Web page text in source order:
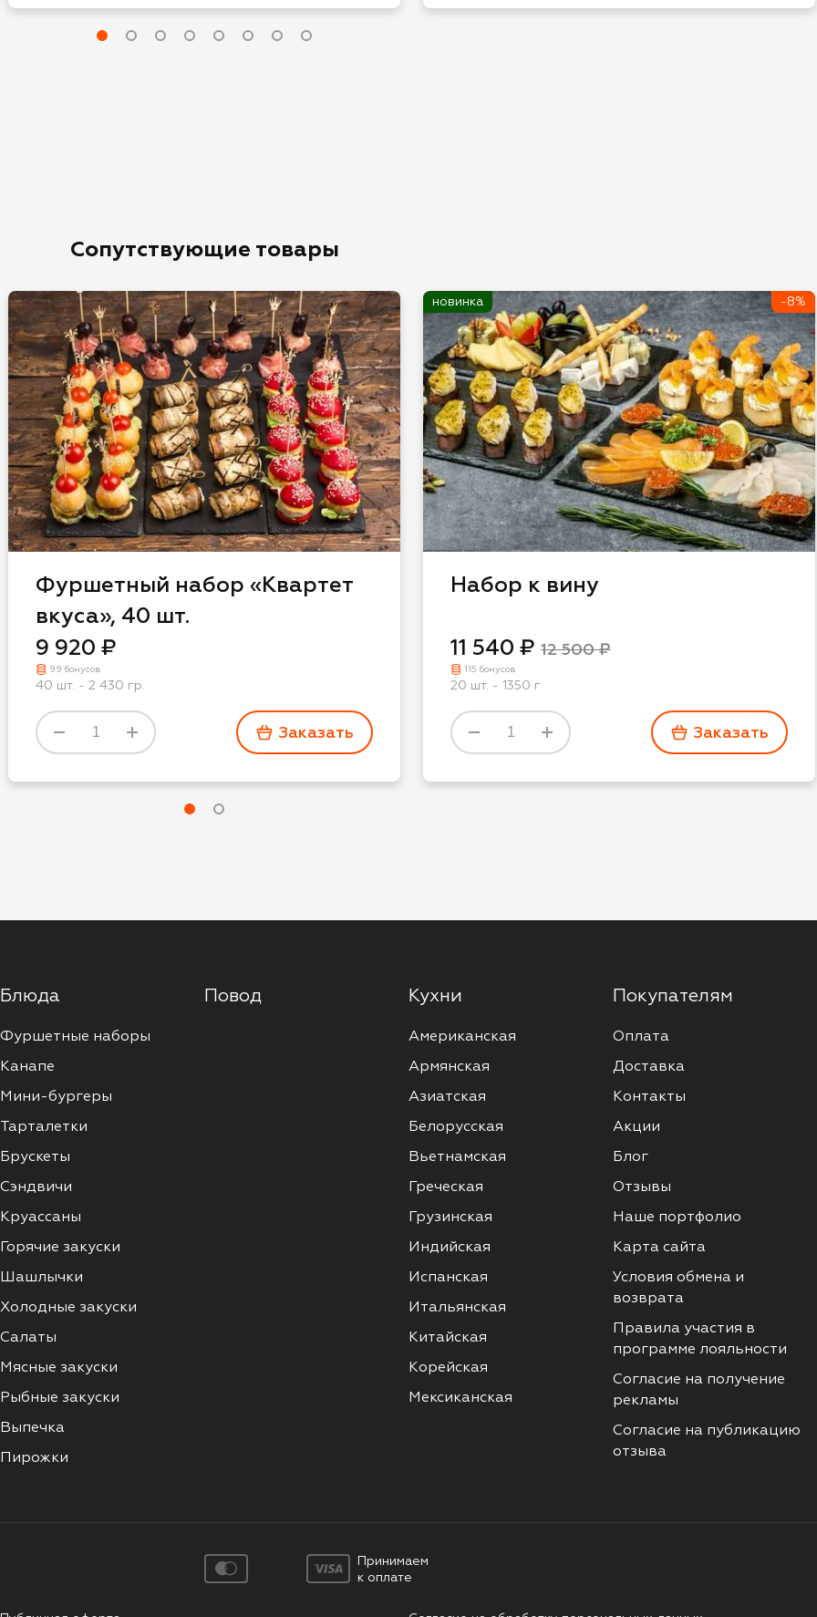
Сопутствующие товары
Фуршетный набор «Квартет
вкуса», 40 шт.
9 920 ₽
99 бонусов
40 шт. - 2 430 гр.
Заказать
новинка -8%
Набор к вину
11 540 ₽ 12 500 ₽
115 бонусов
20 шт. - 1350 г
Заказать
Блюда
Фуршетные наборы
Канапе
Мини-бургеры
Тарталетки
Брускеты
Сэндвичи
Круассаны
Горячие закуски
Шашлычки
Холодные закуски
Салаты
Мясные закуски
Рыбные закуски
Выпечка
Пирожки
Повод Кухни
Американская
Армянская
Азиатская
Белорусская
Вьетнамская
Греческая
Грузинская
Индийская
Испанская
Итальянская
Китайская
Корейская
Мексиканская
Покупателям
Оплата
Доставка
Контакты
Акции
Блог
Отзывы
Наше портфолио
Карта сайта
Условия обмена и
возврата
Правила участия в
программе лояльности
Согласие на получение
рекламы
Согласие на публикацию
отзыва
Принимаем
к оплате